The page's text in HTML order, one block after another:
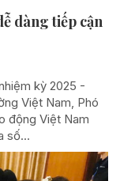
dàng tiếp cận
kỳ 2025 -
Việt Nam, Phó
động Việt Nam
số...